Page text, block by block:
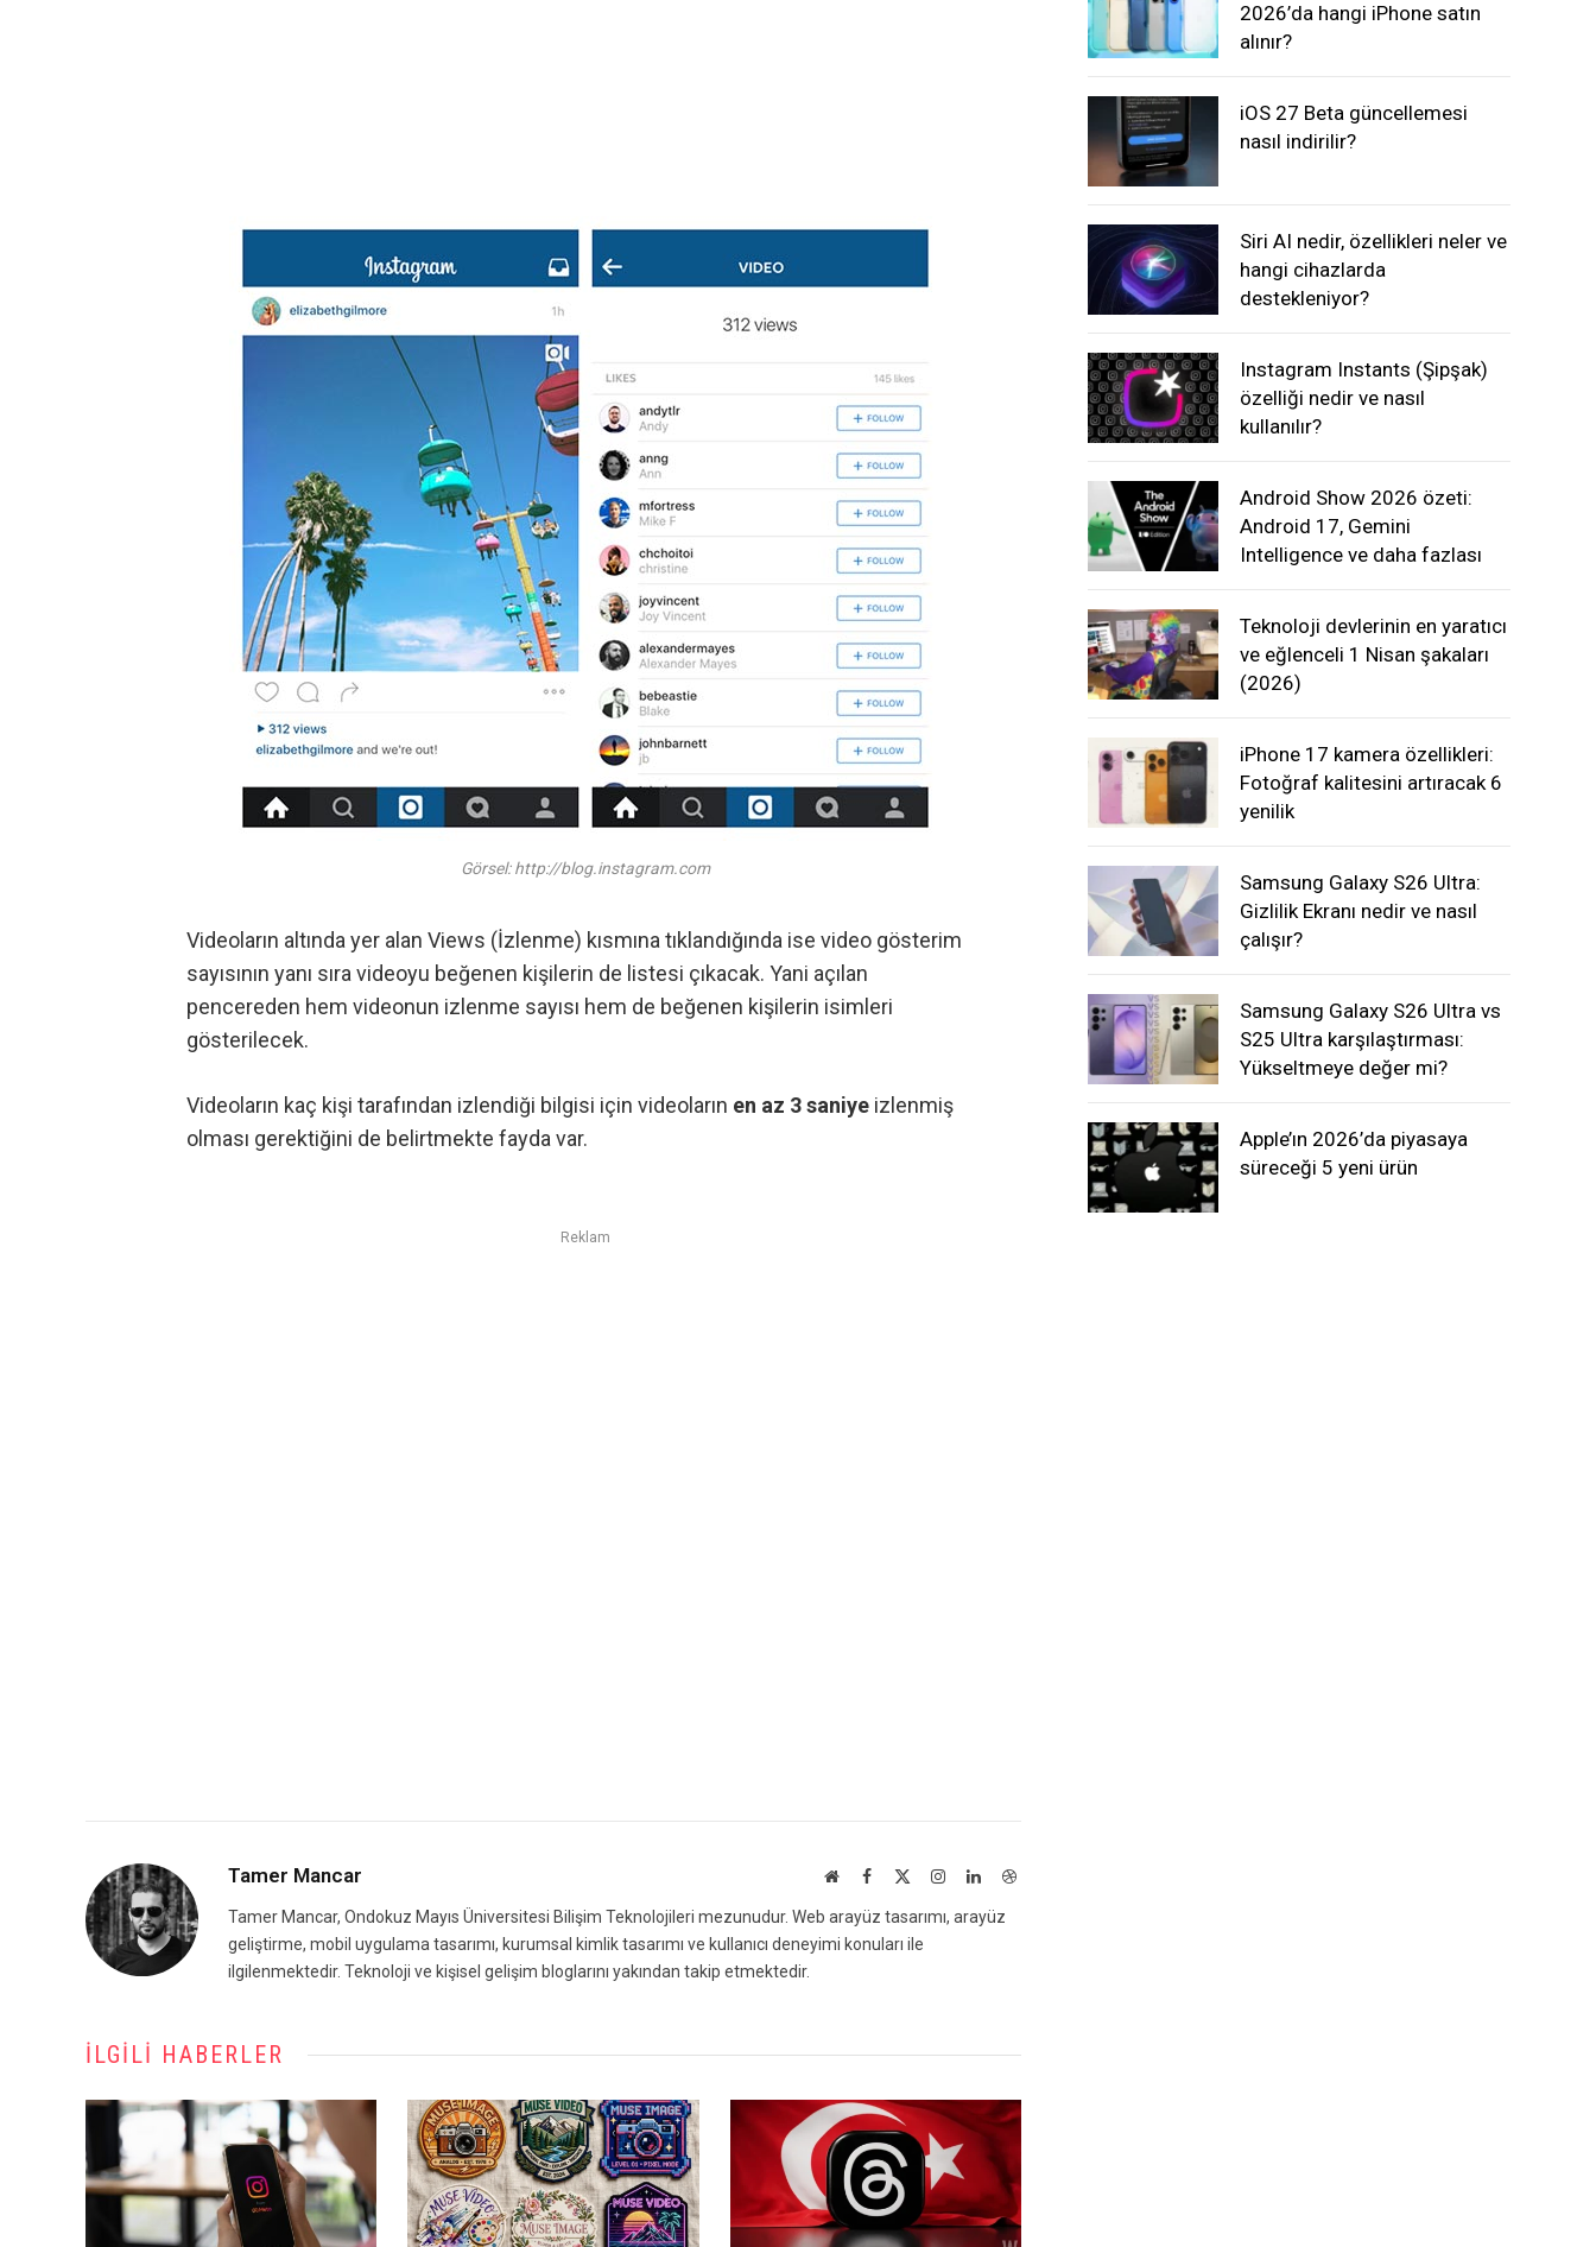
Görsel: http://blog.instagram.com
Videoların altında yer alan Views (İzlenme) kısmına tıklandığında ise video gösterim
sayısının yanı sıra videoyu beğenen kişilerin de listesi çıkacak. Yani açılan
pencereden hem videonun izlenme sayısı hem de beğenen kişilerin isimleri
gösterilecek.
Videoların kaç kişi tarafından izlendiği bilgisi için videoların en az 3 saniye izlenmiş
olması gerektiğini de belirtmekte fayda var.
Reklam
Tamer Mancar WebsiteFacebook Instagram
LinkedInDribble
Tamer Mancar, Ondokuz Mayıs Üniversitesi Bilişim Teknolojileri mezunudur. Web arayüz tasarımı, arayüz
geliştirme, mobil uygulama tasarımı, kurumsal kimlik tasarımı ve kullanıcı deneyimi konuları ile
ilgilenmektedir. Teknoloji ve kişisel gelişim bloglarını yakından takip etmektedir.
İLGILI HABERLER
2026’da hangi iPhone satın
alınır?
iOS 27 Beta güncellemesi
nasıl indirilir?
Siri AI nedir, özellikleri neler ve
hangi cihazlarda
destekleniyor?
Instagram Instants (Şipşak)
özelliği nedir ve nasıl
kullanılır?
Android Show 2026 özeti:
Android 17, Gemini
Intelligence ve daha fazlası
Teknoloji devlerinin en yaratıcı
ve eğlenceli 1 Nisan şakaları
(2026)
iPhone 17 kamera özellikleri:
Fotoğraf kalitesini artıracak 6
yenilik
Samsung Galaxy S26 Ultra:
Gizlilik Ekranı nedir ve nasıl
çalışır?
Samsung Galaxy S26 Ultra vs
S25 Ultra karşılaştırması:
Yükseltmeye değer mi?
Apple’ın 2026’da piyasaya
süreceği 5 yeni ürün